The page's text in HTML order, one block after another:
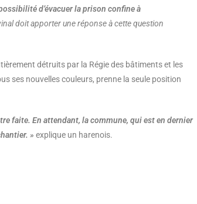
d’évacuer la prison confine à
doit apporter une réponse à cette question
détruits par la Régie des bâtiments et les
ses nouvelles couleurs, prenne la seule position
faite. En attendant, la commune, qui est en dernier
» explique un harenois.